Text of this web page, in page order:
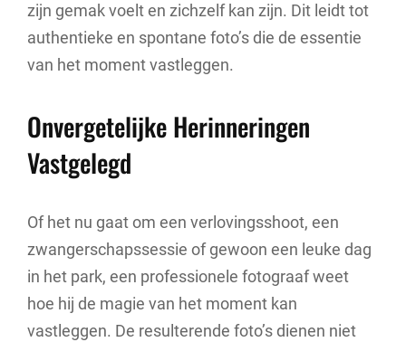
zijn gemak voelt en zichzelf kan zijn. Dit leidt tot
authentieke en spontane foto’s die de essentie
van het moment vastleggen.
Onvergetelijke Herinneringen
Vastgelegd
Of het nu gaat om een verlovingsshoot, een
zwangerschapssessie of gewoon een leuke dag
in het park, een professionele fotograaf weet
hoe hij de magie van het moment kan
vastleggen. De resulterende foto’s dienen niet